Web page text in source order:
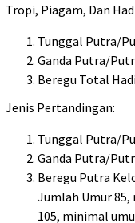
Tropi, Piagam, Dan
Tunggal Putra/
Ganda Putra/
Beregu Total
Jenis Pertandingan:
Tunggal Putra/
Ganda Putra/
Beregu Putra
Jumlah Umur
105, minimal